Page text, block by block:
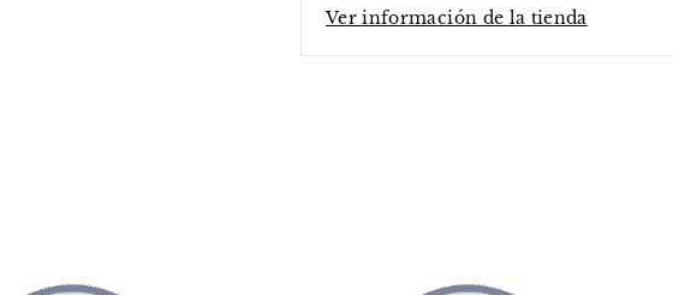
Ver información de la tienda